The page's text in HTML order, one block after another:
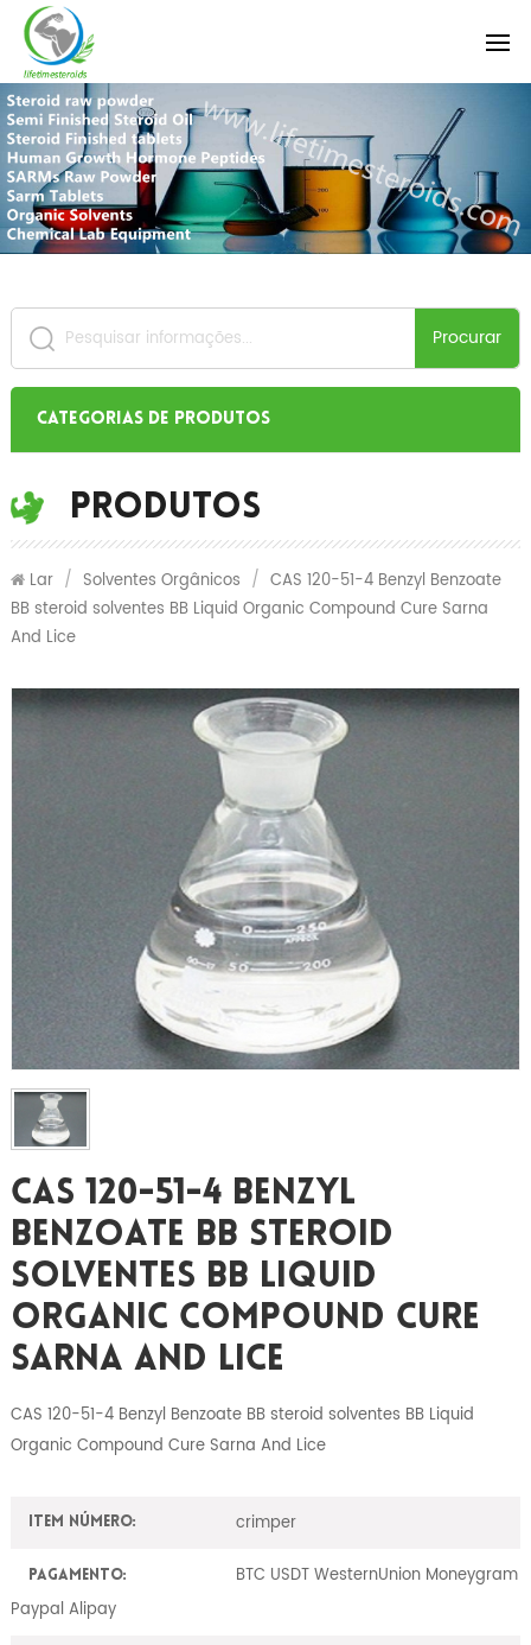
Procurar
Categorias de produtos
Produtos
Lar / Solventes Orgânicos / CAS 120-51-4 Benzyl Benzoate
BB steroid solventes BB Liquid Organic Compound Cure Sarna
And Lice
CAS 120-51-4 Benzyl
Benzoate BB Steroid
Solventes BB Liquid
Organic Compound Cure
Sarna And Lice
CAS 120-51-4 Benzyl Benzoate BB steroid solventes BB Liquid
Organic Compound Cure Sarna And Lice
Item número: crimper
Pagamento:
BTC USDT WesternUnion Moneygram
Paypal Alipay